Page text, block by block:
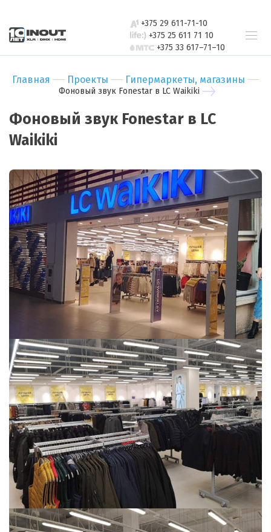
+375 29 611-71-10
+375 25 611 71 10
+375 33 617–71–10
Главная Проекты Гипермаркеты, магазины
Фоновый звук Fonestar в LC Waikiki
Фоновый звук Fonestar в LC
Waikiki